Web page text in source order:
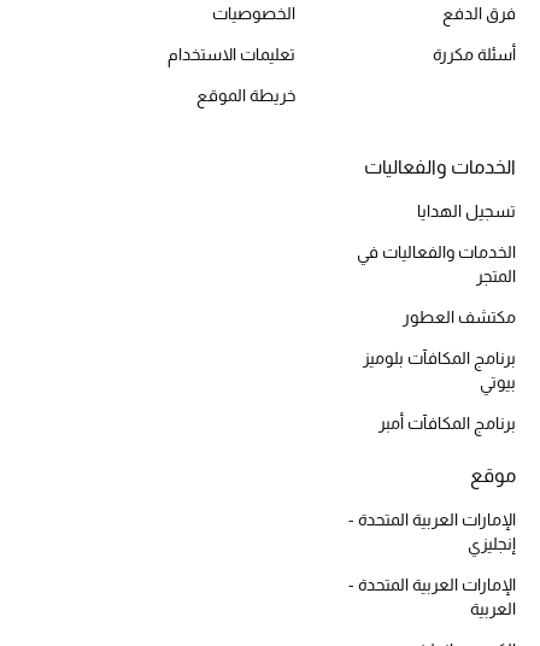
العطور
مكتشف العطور
العناية بالبشرة
مستحضرات العناية
العناية بالشعر
الصحة والعافية
الجمال في بلوميز
هدايا
دليل مستلزمات الجمال
فرق الدفع
أسئلة مكررة
الخصوصيات
تعليمات الاستخدام
خريطة الموقع
الخدمات والفعاليات
تسجيل الهدايا
الخدمات والفعاليات في
المتجر
مكتشف العطور
برنامج المكافآت بلوميز
بيوتي
برنامج المكافآت أمبر
موقع
الإمارات العربية المتحدة -
إنجليزي
الإمارات العربية المتحدة -
العربية